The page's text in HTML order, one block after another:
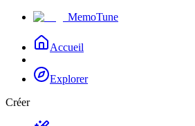
MemoTune
Accueil
Explorer
Créer